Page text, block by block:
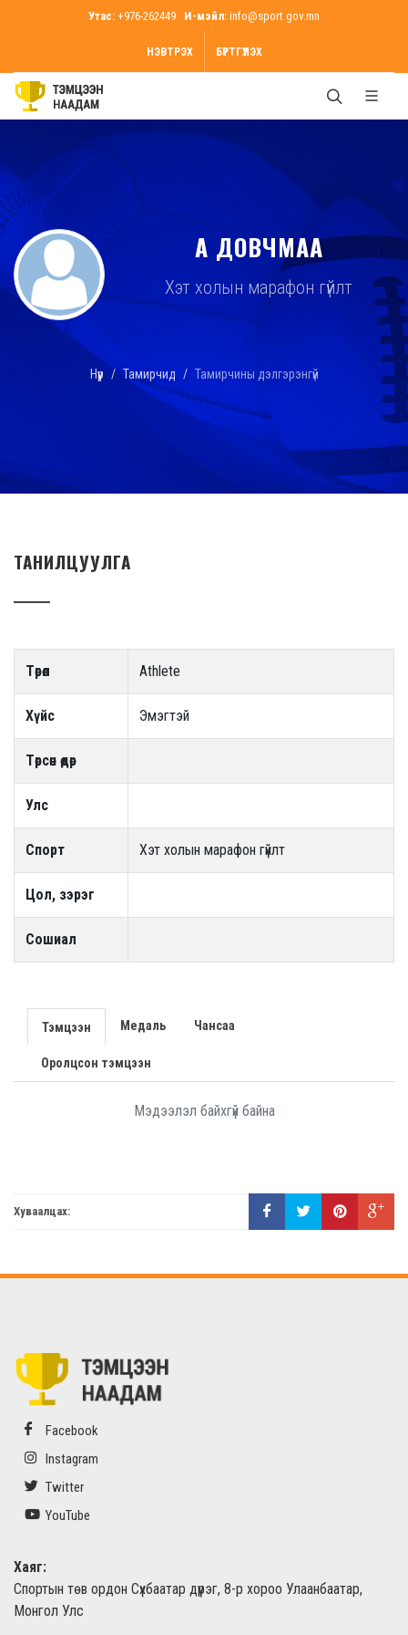
Утас: +976-262449 И-мэйл: info@sport.gov.mn
НЭВТРЭХ БҮРТГҮҮЛЭХ
А ДОВЧМАА
Хэт холын марафон гүйлт
Нүүр Тамирчид Тамирчины дэлгэрэнгүй
ТАНИЛЦУУЛГА
Төрөл Athlete
Хүйс Эмэгтэй
Төрсөн өдөр
Улс
Спорт Хэт холын марафон гүйлт
Цол, зэрэг
Сошиал
Тэмцээн Медаль Чансаа
Оролцсон тэмцээн
Мэдээлэл байхгүй байна
Хуваалцах:
Facebook
Instagram
Twitter
YouTube
Хаяг:
Спортын төв ордон Сүхбаатар дүүрэг, 8-р хороо Улаанбаатар,
Монгол Улс